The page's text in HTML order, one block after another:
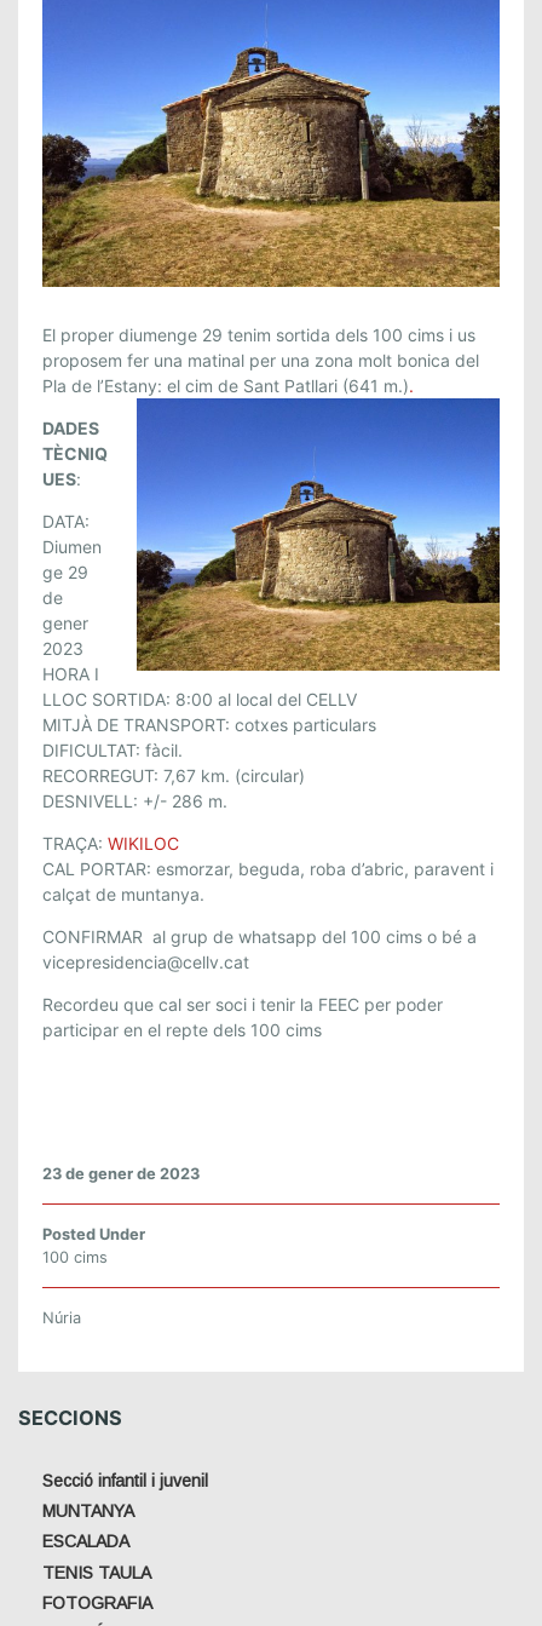
1
0
0
C
I
M
.
S
A
N
T
P
A
T
L
L
A
R
I
,
L
P
L
A
E
S
T
A
N
Y
U
E
N
G
E
2
9
El proper diumenge 29 tenim sortida dels 100 cims i us
proposem fer una matinal per una zona molt bonica del
Pla de l’Estany: el cim de Sant Patllari (641 m.).
DADES
TÈCNIQ
UES:
DATA:
Diumen
ge 29
de
gener
2023
HORA I
LLOC SORTIDA: 8:00 al local del CELLV
MITJÀ DE TRANSPORT: cotxes particulars
DIFICULTAT: fàcil.
RECORREGUT: 7,67 km. (circular)
DESNIVELL: +/- 286 m.
TRAÇA: WIKILOC
CAL PORTAR: esmorzar, beguda, roba d’abric, paravent i
calçat de muntanya.
CONFIRMAR al grup de whatsapp del 100 cims o bé a
vicepresidencia@cellv.cat
Recordeu que cal ser soci i tenir la FEEC per poder
participar en el repte dels 100 cims
23 de gener de 2023
Posted Under
100 cims
Núria
SECCIONS
Secció infantil i juvenil
MUNTANYA
ESCALADA
TENIS TAULA
FOTOGRAFIA